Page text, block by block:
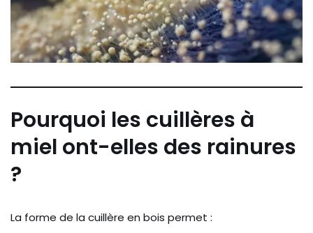
Pourquoi les cuillères à
miel ont-elles des rainures
?
La forme de la cuillère en bois permet :